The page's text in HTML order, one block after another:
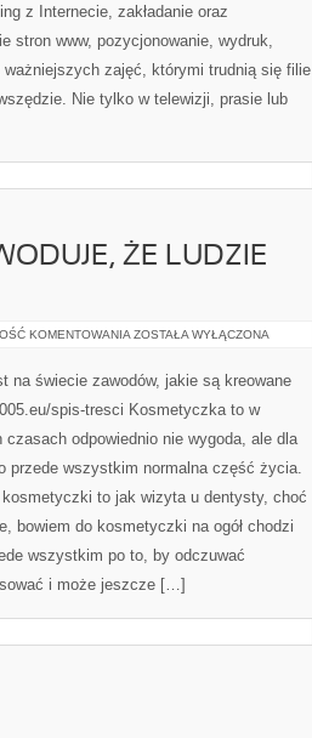
z Internecie, zakładanie oraz
stron www, pozycjonowanie, wydruk,
zajęć, którymi trudnią się filie
Nie tylko w telewizji, prasie lub
ŻE LUDZIE
KOMENTOWANIA WYGLĄD
CO
POWODUJE,
LUDZIE
W
ROZMAITE
ZOSTAŁA WYŁĄCZONA
na świecie zawodów, jakie są kreowane
spis-tresci Kosmetyczka to w
odpowiednio nie wygoda, ale dla
przede wszystkim normalna część życia.
to jak wizyta u dentysty, choć
bowiem do kosmetyczki na ogół chodzi
wszystkim po to, by odczuwać
i może jeszcze […]